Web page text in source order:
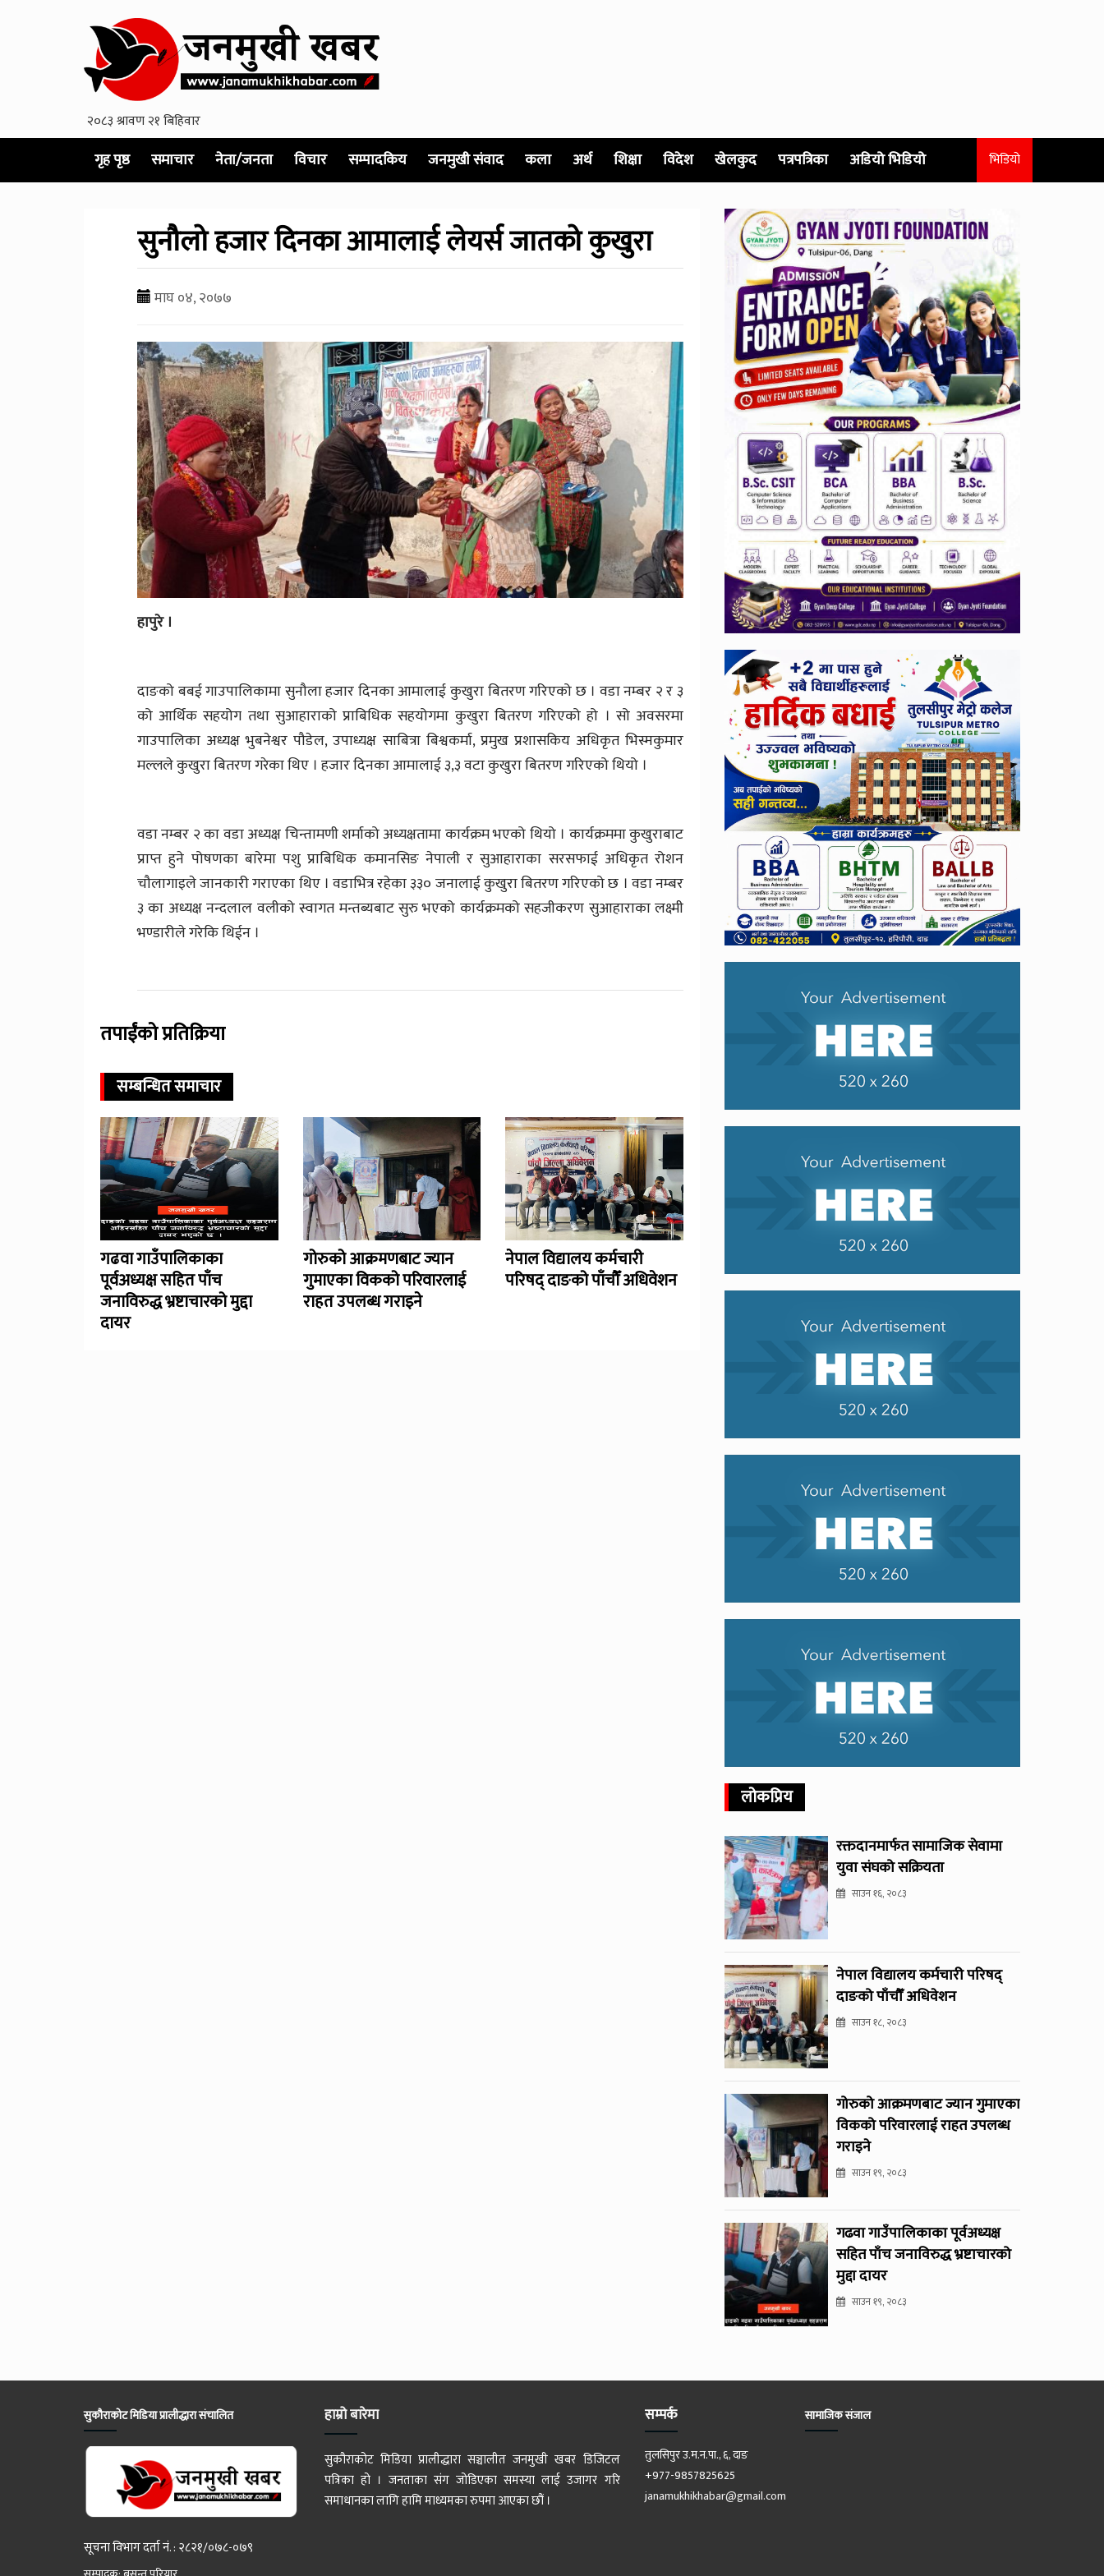
गृह पृष्ठ समाचार नेता/जनता विचार सम्पादकिय जनमुखी संवाद कला अर्थ शिक्षा विदेश खेलकुद पत्रपत्रिका अडियो भिडियो भिडियो
सुनौलो हजार दिनका आमालाई लेयर्स जातको कुखुरा
माघ ०४, २०७७
हापुरे ।
दाङको बबई गाउपालिकामा सुनौला हजार दिनका आमालाई कुखुरा बितरण गरिएको छ । वडा नम्बर २ र ३
को आर्थिक सहयोग तथा सुआहाराको प्राबिधिक सहयोगमा कुखुरा बितरण गरिएको हो । सो अवसरमा
गाउपालिका अध्यक्ष भुबनेश्वर पौडेल, उपाध्यक्ष साबित्रा बिश्वकर्मा, प्रमुख प्रशासकिय अधिकृत भिस्मकुमार
मल्लले कुखुरा बितरण गरेका थिए । हजार दिनका आमालाई ३,३ वटा कुखुरा बितरण गरिएको थियो ।
वडा नम्बर २ का वडा अध्यक्ष चिन्तामणी शर्माको अध्यक्षतामा कार्यक्रम भएको थियो । कार्यक्रममा कुखुराबाट
प्राप्त हुने पोषणका बारेमा पशु प्राबिधिक कमानसिङ नेपाली र सुआहाराका सरसफाई अधिकृत रोशन
चौलागाइले जानकारी गराएका थिए । वडाभित्र रहेका ३३० जनालाई कुखुरा बितरण गरिएको छ । वडा नम्बर
३ का अध्यक्ष नन्दलाल वलीको स्वागत मन्तब्यबाट सुरु भएको कार्यक्रमको सहजीकरण सुआहाराका लक्ष्मी
भण्डारीले गरेकि थिईन ।
तपाईंको प्रतिक्रिया
सम्बन्धित समाचार
गढवा गाउँपालिकाका
पूर्वअध्यक्ष सहित पाँच
जनाविरुद्ध भ्रष्टाचारको मुद्दा
दायर
गोरुको आक्रमणबाट ज्यान
गुमाएका विकको परिवारलाई
राहत उपलब्ध गराइने
नेपाल विद्यालय कर्मचारी
परिषद् दाङको पाँचौँ अधिवेशन
लोकप्रिय
रक्तदानमार्फत सामाजिक सेवामा
युवा संघको सक्रियता
साउन १६, २०८३
नेपाल विद्यालय कर्मचारी परिषद्
दाङको पाँचौँ अधिवेशन
साउन १८, २०८३
गोरुको आक्रमणबाट ज्यान गुमाएका
विकको परिवारलाई राहत उपलब्ध
गराइने
साउन १९, २०८३
गढवा गाउँपालिकाका पूर्वअध्यक्ष
सहित पाँच जनाविरुद्ध भ्रष्टाचारको
मुद्दा दायर
साउन १९, २०८३
सुकौराकोट मिडिया प्रालीद्धारा संचालित
सूचना विभाग दर्ता नं. : २८२१/०७८-०७९
हाम्रो बारेमा
सुकौराकोट मिडिया प्रालीद्धारा सञ्चालीत जनमुखी खबर डिजिटल
पत्रिका हो । जनताका संग जोडिएका समस्या लाई उजागर गरि
समाधानका लागि हामि माध्यमका रुपमा आएका छौं ।
सम्पर्क
तुलसिपुर उ.म.न.पा., ६, दाङ
+977-9857825625
janamukhikhabar@gmail.com
सामाजिक संजाल